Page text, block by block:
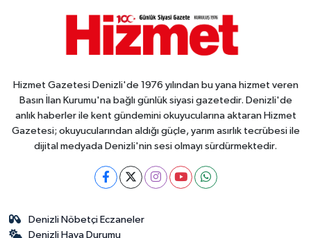
Hizmet Gazetesi Denizli'de 1976 yılından bu yana hizmet veren
Basın İlan Kurumu'na bağlı günlük siyasi gazetedir. Denizli'de
anlık haberler ile kent gündemini okuyucularına aktaran Hizmet
Gazetesi; okuyucularından aldığı güçle, yarım asırlık tecrübesi ile
dijital medyada Denizli'nin sesi olmayı sürdürmektedir.
Denizli Nöbetçi Eczaneler
Denizli Hava Durumu